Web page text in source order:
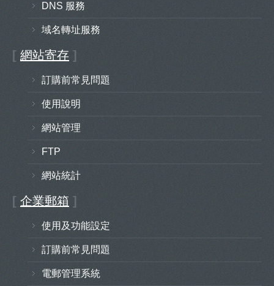
DNS 服務
域名轉址服務
[ 網站寄存 ]
訂購前常見問題
使用說明
網站管理
FTP
網站統計
[ 企業郵箱 ]
使用及功能設定
訂購前常見問題
電郵管理系統